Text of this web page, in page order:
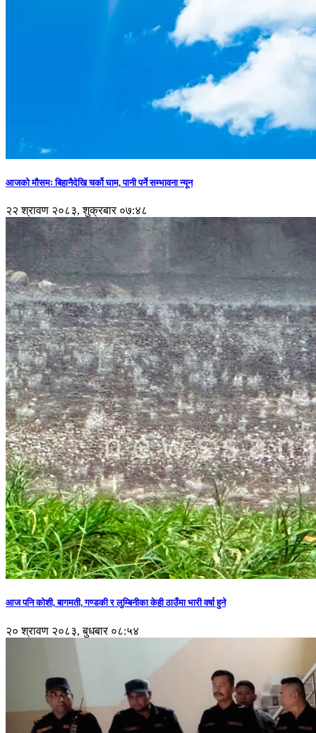
आजको मौसमः बिहानैदेखि चर्को घाम, पानी पर्ने सम्भावना न्यून
२२ श्रावण २०८३, शुक्रबार ०७:४८
आज पनि कोशी, बागमती, गण्डकी र लुम्बिनीका केही ठाउँमा भारी वर्षा हुने
२० श्रावण २०८३, बुधबार ०८:५४